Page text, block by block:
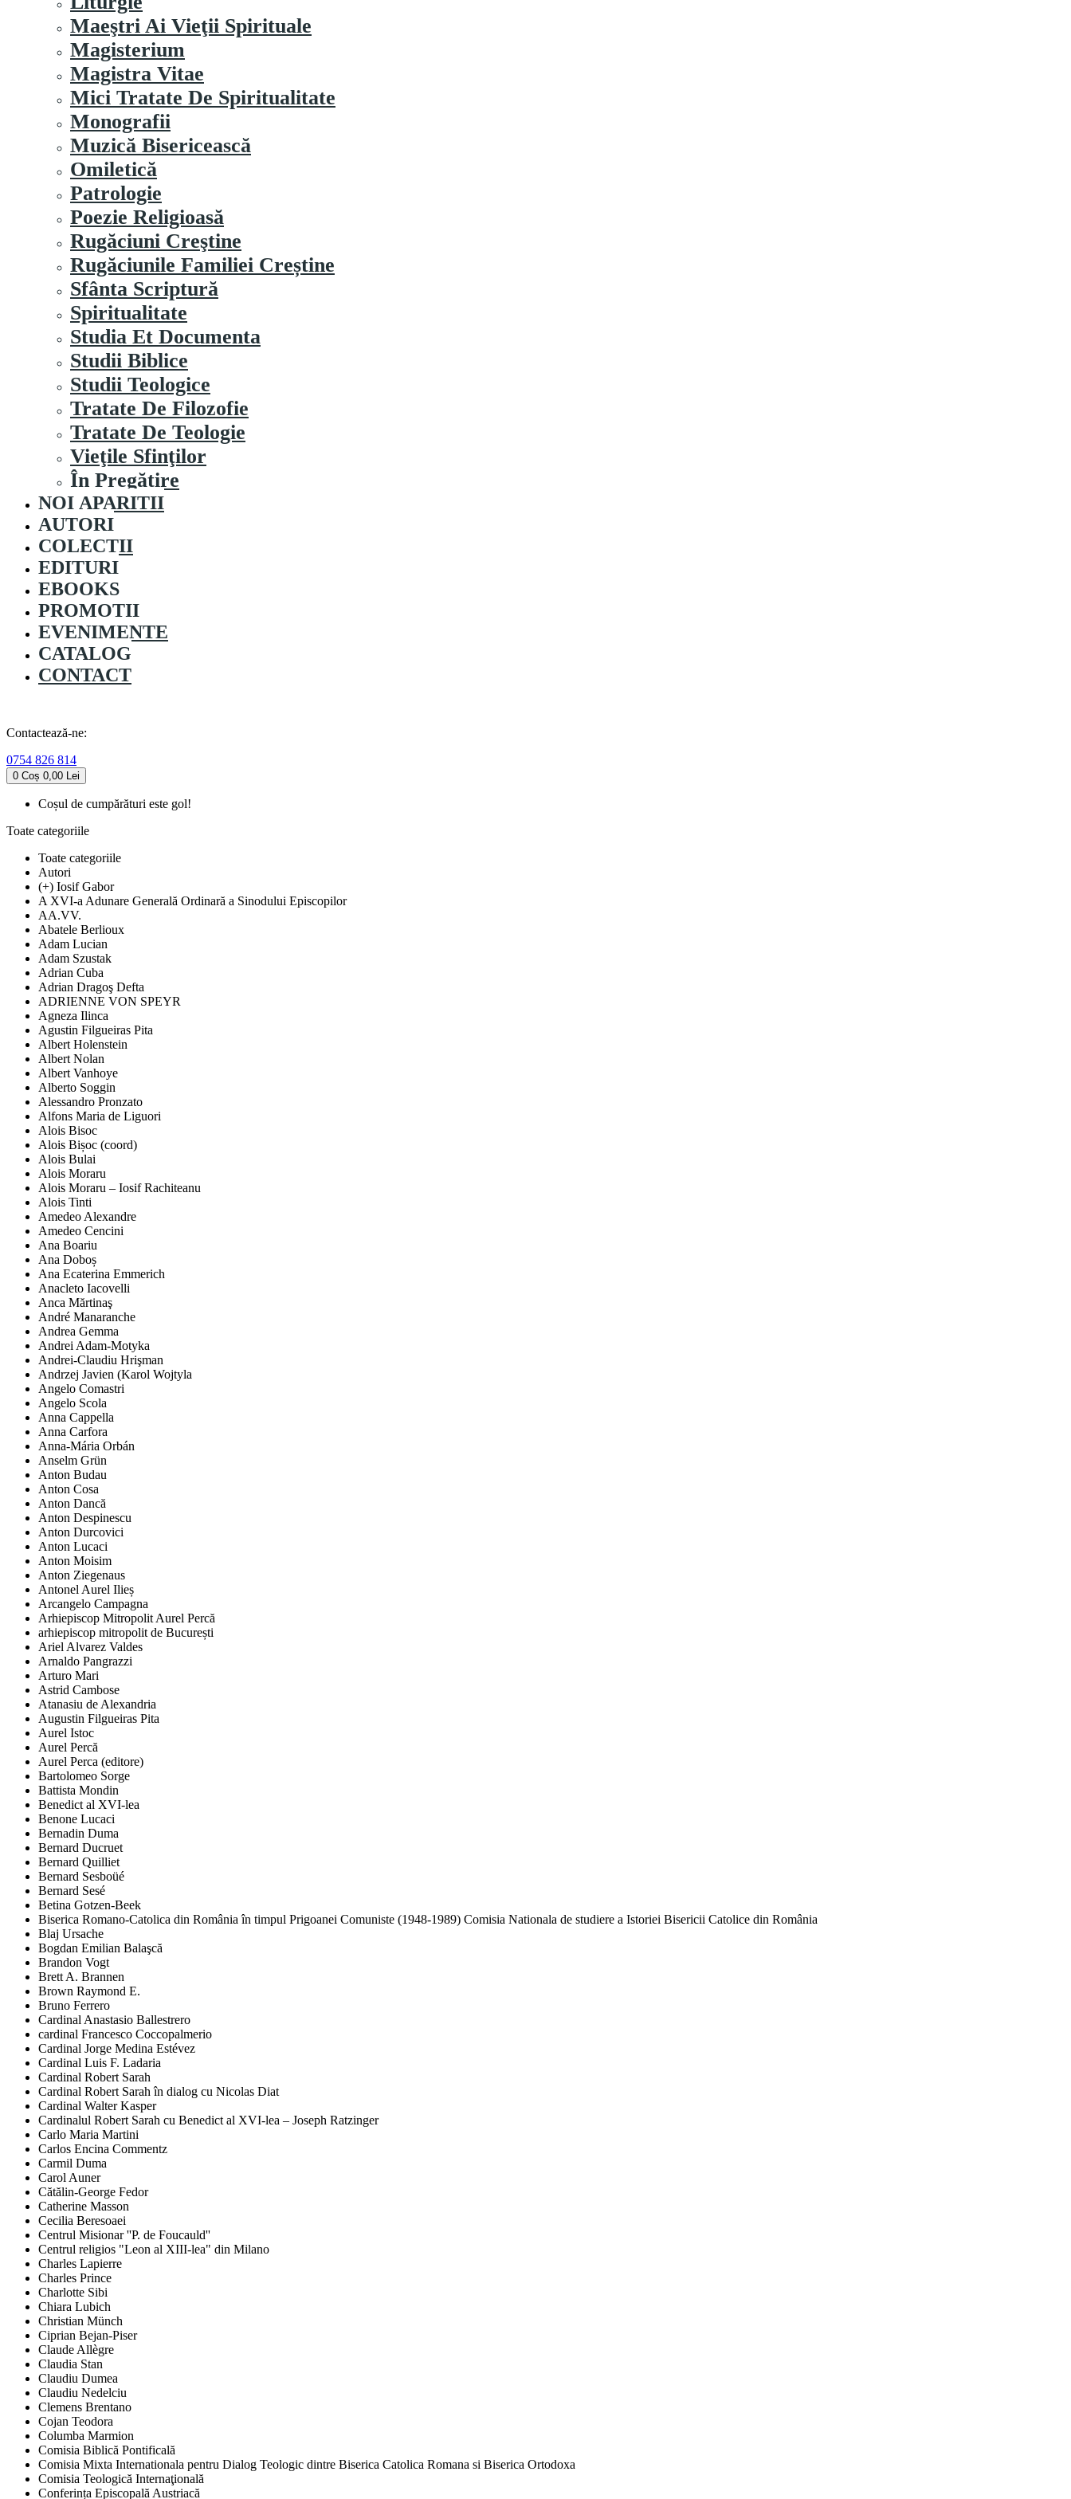
Maeştri Ai Vieţii Spirituale
Magisterium
Magistra Vitae
Mici Tratate De Spiritualitate
Monografii
Muzică Bisericească
Omiletică
Patrologie
Poezie Religioasă
Rugăciuni Creştine
Rugăciunile Familiei Creștine
Sfânta Scriptură
Spiritualitate
Studia Et Documenta
Studii Biblice
Studii Teologice
Tratate De Filozofie
Tratate De Teologie
Vieţile Sfinţilor
În Pregătire
NOI APARITII
AUTORI
COLECȚII
EDITURI
EBOOKS
PROMOȚII
EVENIMENTE
CATALOG
CONTACT
Contactează-ne:
0754 826 814
0 Coș 0,00 Lei
Coșul de cumpărături este gol!
Toate categoriile
Toate categoriile
Autori
(+) Iosif Gabor
A XVI-a Adunare Generală Ordinară a Sinodului Episcopilor
AA.VV.
Abatele Berlioux
Adam Lucian
Adam Szustak
Adrian Cuba
Adrian Dragoş Defta
ADRIENNE VON SPEYR
Agneza Ilinca
Agustin Filgueiras Pita
Albert Holenstein
Albert Nolan
Albert Vanhoye
Alberto Soggin
Alessandro Pronzato
Alfons Maria de Liguori
Alois Bisoc
Alois Bișoc (coord)
Alois Bulai
Alois Moraru
Alois Moraru – Iosif Rachiteanu
Alois Tinti
Amedeo Alexandre
Amedeo Cencini
Ana Boariu
Ana Doboș
Ana Ecaterina Emmerich
Anacleto Iacovelli
Anca Mărtinaş
André Manaranche
Andrea Gemma
Andrei Adam-Motyka
Andrei-Claudiu Hrişman
Andrzej Javien (Karol Wojtyla
Angelo Comastri
Angelo Scola
Anna Cappella
Anna Carfora
Anna-Mária Orbán
Anselm Grün
Anton Budau
Anton Cosa
Anton Dancă
Anton Despinescu
Anton Durcovici
Anton Lucaci
Anton Moisim
Anton Ziegenaus
Antonel Aurel Ilieș
Arcangelo Campagna
Arhiepiscop Mitropolit Aurel Percă
arhiepiscop mitropolit de București
Ariel Alvarez Valdes
Arnaldo Pangrazzi
Arturo Mari
Astrid Cambose
Atanasiu de Alexandria
Augustin Filgueiras Pita
Aurel Istoc
Aurel Percă
Aurel Perca (editore)
Bartolomeo Sorge
Battista Mondin
Benedict al XVI-lea
Benone Lucaci
Bernadin Duma
Bernard Ducruet
Bernard Quilliet
Bernard Sesboüé
Bernard Sesé
Betina Gotzen-Beek
Biserica Romano-Catolica din România în timpul Prigoanei Comuniste (1948-1989) Comisia Nationala de studiere a Istoriei Bisericii Catolice din România
Blaj Ursache
Bogdan Emilian Balaşcă
Brandon Vogt
Brett A. Brannen
Brown Raymond E.
Bruno Ferrero
Cardinal Anastasio Ballestrero
cardinal Francesco Coccopalmerio
Cardinal Jorge Medina Estévez
Cardinal Luis F. Ladaria
Cardinal Robert Sarah
Cardinal Robert Sarah în dialog cu Nicolas Diat
Cardinal Walter Kasper
Cardinalul Robert Sarah cu Benedict al XVI-lea – Joseph Ratzinger
Carlo Maria Martini
Carlos Encina Commentz
Carmil Duma
Carol Auner
Cătălin-George Fedor
Catherine Masson
Cecilia Beresoaei
Centrul Misionar ''P. de Foucauld''
Centrul religios "Leon al XIII-lea" din Milano
Charles Lapierre
Charles Prince
Charlotte Sibi
Chiara Lubich
Christian Münch
Ciprian Bejan-Piser
Claude Allègre
Claudia Stan
Claudiu Dumea
Claudiu Nedelciu
Clemens Brentano
Cojan Teodora
Columba Marmion
Comisia Biblică Pontificală
Comisia Mixta Internationala pentru Dialog Teologic dintre Biserica Catolica Romana si Biserica Ortodoxa
Comisia Teologică Internaţională
Conferința Episcopală Austriacă